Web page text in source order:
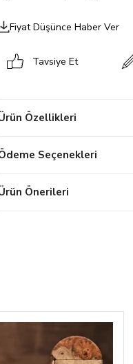
Fiyat Düşünce Haber Ver
Tavsiye Et
Özellikleri
Seçenekleri
Önerileri